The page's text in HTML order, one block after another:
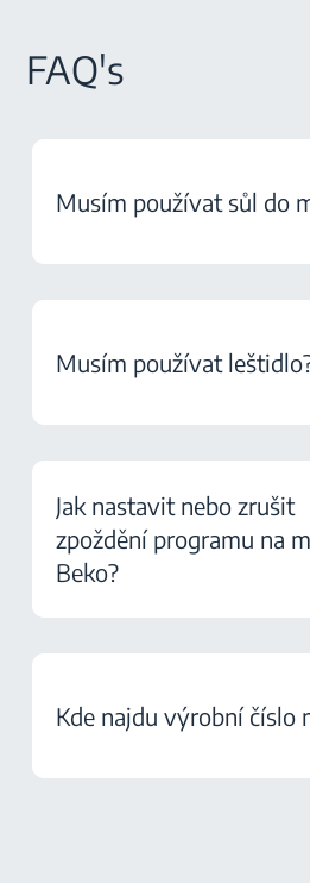
FAQ's
Musím používat sůl do
Musím používat
Jak nastavit nebo zrušit
zpoždění programu na
Beko?
Kde najdu výrobní číslo